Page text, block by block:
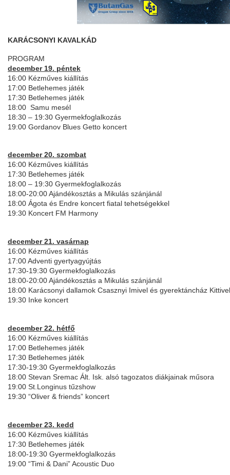
KARÁCSONYI KAVALKÁD
PROGRAM
december 19. péntek
16:00 Kézműves kiállítás
17:00 Betlehemes játék
17:30 Betlehemes játék
18:00 Samu mesél
18:30 – 19:30 Gyermekfoglalkozás
19:00 Gordanov Blues Getto koncert
december 20. szombat
16:00 Kézműves kiállítás
17:30 Betlehemes játék
18:00 – 19:30 Gyermekfoglalkozás
18:00-20:00 Ajándékosztás a Mikulás szánjánál
18:00 Ágota és Endre koncert fiatal tehetségekkel
19:30 Koncert FM Harmony
december 21. vasárnap
16:00 Kézműves kiállítás
17:00 Adventi gyertyagyújtás
17:30-19:30 Gyermekfoglalkozás
18:00-20:00 Ajándékosztás a Mikulás szánjánál
18:00 Karácsonyi dallamok Csasznyi Imivel és gyerektáncház
19:30 Inke koncert
december 22. hétfő
16:00 Kézműves kiállítás
17:00 Betlehemes játék
17:30 Betlehemes játék
17:30-19:30 Gyermekfoglalkozás
18:00 Stevan Sremac Ált. Isk. alsó tagozatos diákjainak műsora
19:00 St.Longinus tűzshow
19:30 “Oliver & friends” koncert
december 23. kedd
16:00 Kézműves kiállítás
17:30 Betlehemes játék
18:00-19:30 Gyermekfoglalkozás
19:00 “Timi & Dani” Acoustic Duo